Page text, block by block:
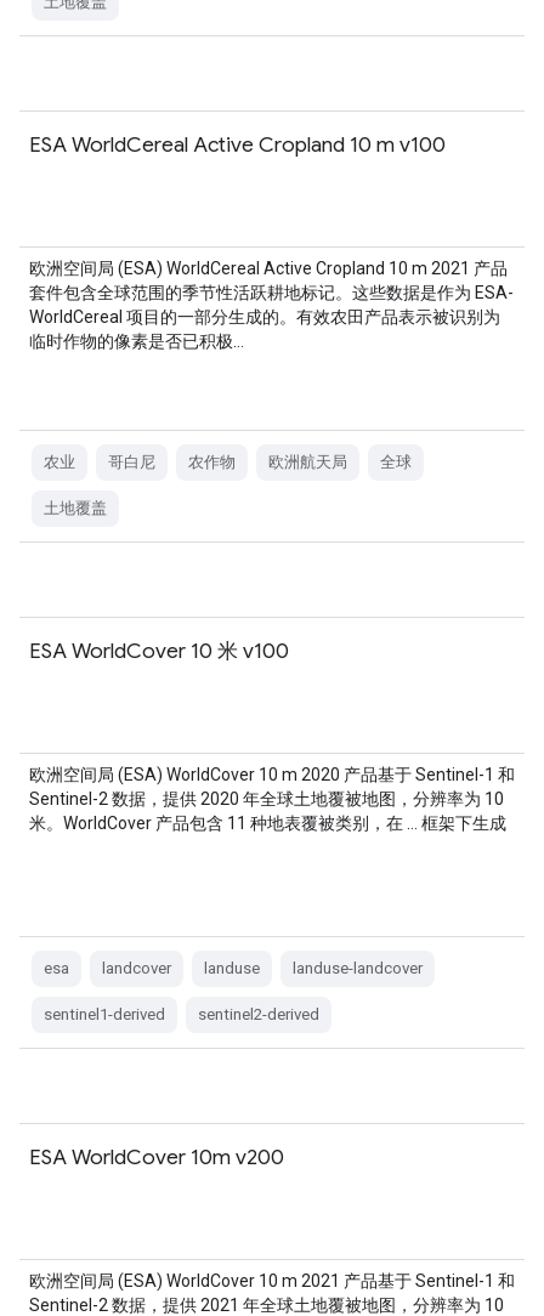
ESA WorldCereal Active Cropland 10 m v100
欧洲空间局 (ESA) WorldCereal Active Cropland 10 m 2021 产品
套件包含全球范围的季节性活跃耕地标记。这些数据是作为 ESA-
WorldCereal 项目的一部分生成的。有效农田产品表示被识别为
临时作物的像素是否已积极…
农业 哥白尼 农作物 欧洲航天局 全球
土地覆盖
ESA WorldCover 10 米 v100
欧洲空间局 (ESA) WorldCover 10 m 2020 产品基于 Sentinel-1 和
Sentinel-2 数据，提供 2020 年全球土地覆被地图，分辨率为 10
米。WorldCover 产品包含 11 种地表覆被类别，在 … 框架下生成
esa landcover landuse landuse-landcover
sentinel1-derived sentinel2-derived
ESA WorldCover 10m v200
欧洲空间局 (ESA) WorldCover 10 m 2021 产品基于 Sentinel-1 和
Sentinel-2 数据，提供 2021 年全球土地覆被地图，分辨率为 10